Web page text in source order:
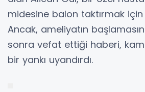
midesine balon taktırmak
Ancak, ameliyatın
sonra vefat ettiği haberi,
bir yankı uyandırdı.